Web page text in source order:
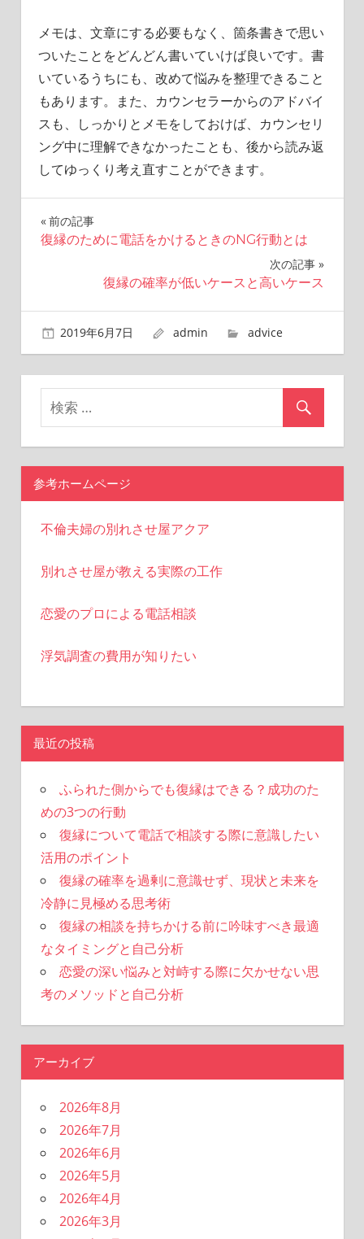
メモは、文章にする必要もなく、箇条書きで思い
ついたことをどんどん書いていけば良いです。書
いているうちにも、改めて悩みを整理できること
もあります。また、カウンセラーからのアドバイ
スも、しっかりとメモをしておけば、カウンセリ
ング中に理解できなかったことも、後から読み返
してゆっくり考え直すことができます。
投
ナ
ビ
ゲ
ー
シ
ョ
ン
前の記事
復縁のために電話をかけるときのNG行動とは
次の記事
復縁の確率が低いケースと高いケース
2019年6月7日 admin advice
参考ホームページ
不倫夫婦の別れさせ屋アクア
別れさせ屋が教える実際の工作
恋愛のプロによる電話相談
浮気調査の費用が知りたい
最近の投稿
ふられた側からでも復縁はできる？成功のた
めの3つの行動
復縁について電話で相談する際に意識したい
活用のポイント
復縁の確率を過剰に意識せず、現状と未来を
冷静に見極める思考術
復縁の相談を持ちかける前に吟味すべき最適
なタイミングと自己分析
恋愛の深い悩みと対峙する際に欠かせない思
考のメソッドと自己分析
アーカイブ
2026年8月
2026年7月
2026年6月
2026年5月
2026年4月
2026年3月